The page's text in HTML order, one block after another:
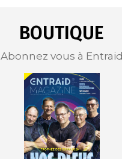
BOUTIQUE
Abonnez vous à Entraid